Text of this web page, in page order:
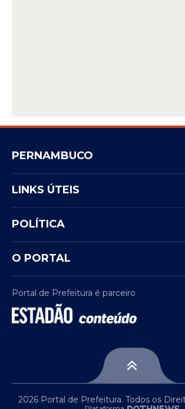
PERNAMBUCO
LINKS ÚTEIS
POLÍTICA
O PORTAL
Portal de Prefeitura é parceiro
2026 Portal de Prefeitura. Todos os